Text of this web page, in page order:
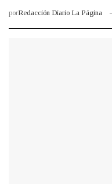
porRedacción Diario La Página